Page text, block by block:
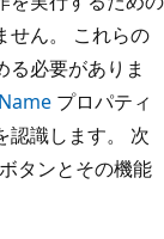
せん。 これらの
必要がありま
プロパティ
認識します。 次
タンとその機能